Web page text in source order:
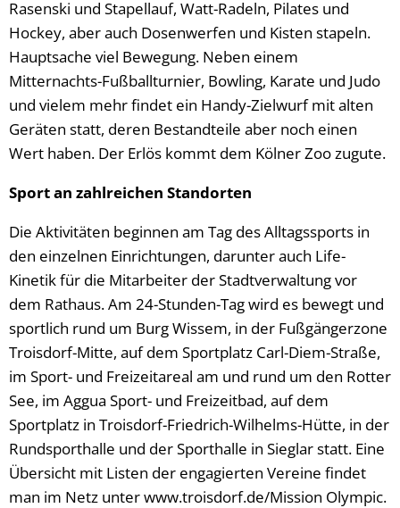
Rasenski und Stapellauf, Watt-Radeln, Pilates und
Hockey, aber auch Dosenwerfen und Kisten stapeln.
Hauptsache viel Bewegung. Neben einem
Mitternachts-Fußballturnier, Bowling, Karate und Judo
und vielem mehr findet ein Handy-Zielwurf mit alten
Geräten statt, deren Bestandteile aber noch einen
Wert haben. Der Erlös kommt dem Kölner Zoo zugute.
Sport an zahlreichen Standorten
Die Aktivitäten beginnen am Tag des Alltagssports in
den einzelnen Einrichtungen, darunter auch Life-
Kinetik für die Mitarbeiter der Stadtverwaltung vor
dem Rathaus. Am 24-Stunden-Tag wird es bewegt und
sportlich rund um Burg Wissem, in der Fußgängerzone
Troisdorf-Mitte, auf dem Sportplatz Carl-Diem-Straße,
im Sport- und Freizeitareal am und rund um den Rotter
See, im Aggua Sport- und Freizeitbad, auf dem
Sportplatz in Troisdorf-Friedrich-Wilhelms-Hütte, in der
Rundsporthalle und der Sporthalle in Sieglar statt. Eine
Übersicht mit Listen der engagierten Vereine findet
man im Netz unter www.troisdorf.de/Mission Olympic.